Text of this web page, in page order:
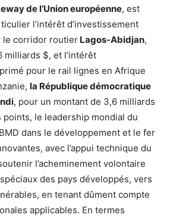
de l’Union européenne, est
l’intérêt d’investissement
le corridor routier Lagos-Abidjan,
milliards $, et l’intérêt
pour le rail lignes en Afrique
la République démocratique
, pour un montant de 3,6 milliards
points, le leadership mondial du
dans le développement et le fer
avec l’appui technique du
l’acheminement volontaire
des pays développés, vers
en tenant dûment compte
applicables. En termes